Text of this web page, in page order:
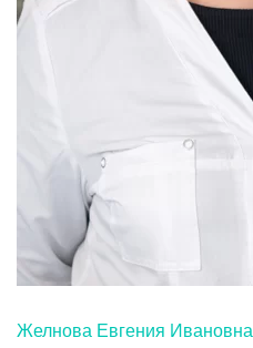
Желнова Евгения Ивановна